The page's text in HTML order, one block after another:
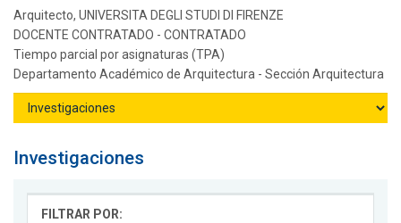
Arquitecto, UNIVERSITA DEGLI STUDI DI FIRENZE
DOCENTE CONTRATADO - CONTRATADO
Tiempo parcial por asignaturas (TPA)
Departamento Académico de Arquitectura - Sección Arquitectura
Investigaciones
FILTRAR POR: